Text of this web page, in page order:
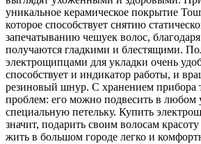
уникальное керамическое покрытие
которое способствует снятию
запечатыванию чешуек волос,
получаются гладкими и блестящими.
электрощипцами для укладки очень
способствует и индикатор работы, и
резиновый шнур. С хранением прибора
проблем: его можно подвесить в любом
специальную петельку. Купить
значит, подарить своим волосам
жить в большом городе легко и